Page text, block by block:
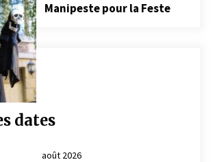
Manipeste pour la Feste
dates
août 2026